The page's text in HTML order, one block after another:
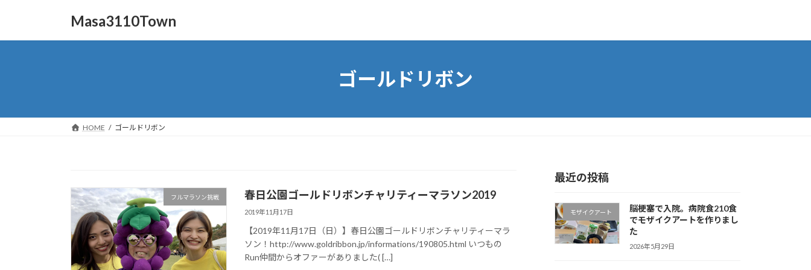
Masa3110Town
ゴールドリボン
HOME ゴールドリボン
フルマラソン挑戦 春日公園ゴールドリボンチャリティーマラソン2019
2019年11月17日
【2019年11月17日（日）】春日公園ゴールドリボンチャリティーマラ
ソン！http://www.goldribbon.jp/informations/190805.html いつもの
Run仲間からオファーがありました( […]
最近の投稿
モザイクアート
脳梗塞で入院。病院食210食
でモザイクアートを作りまし
た
2026年5月29日